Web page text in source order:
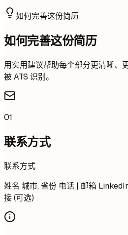
如何完善这份简历
如何完善这份简历
用实用建议帮助每个部分更清晰、
被 ATS 识别。
01
联系方式
联系方式
姓名 城市, 省份 电话 | 邮箱
接 (可选)